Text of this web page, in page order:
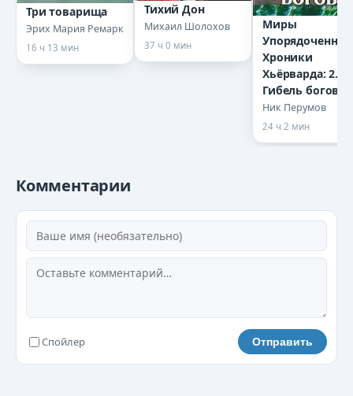
moskovskijj-dzhoker-17
moskovskijj-dzhoker-18
moskovskijj-dzhoker-22
moskovskijj-dzhoker-23
Три товарища
Эрих Мария Ремарк
16 ч 13 мин
Тихий Дон
Михаил Шолохов
37 ч 0 мин
Миры
Хроники
Хьёрварда: 2.1.
Гибель богов
Ник Перумов
24 ч 2 мин
Комментарии
Спойлер Отправить